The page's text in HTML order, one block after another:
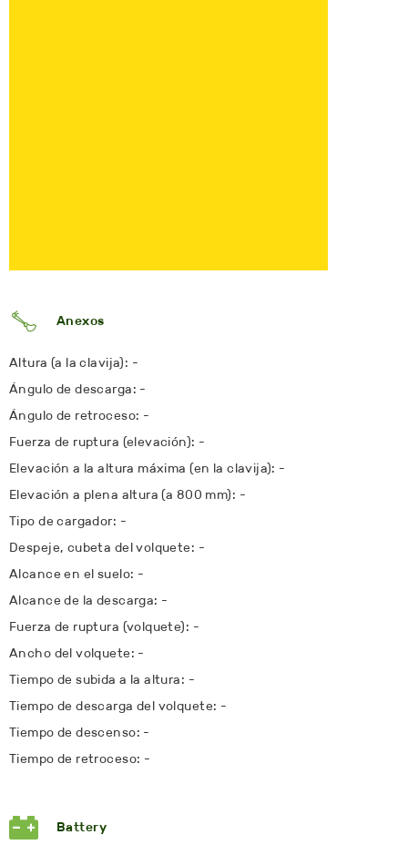
Anexos
Altura (a la clavija): -
Ángulo de descarga: -
Ángulo de retroceso: -
Fuerza de ruptura (elevación): -
Elevación a la altura máxima (en la clavija): -
Elevación a plena altura (a 800 mm): -
Tipo de cargador: -
Despeje, cubeta del volquete: -
Alcance en el suelo: -
Alcance de la descarga: -
Fuerza de ruptura (volquete): -
Ancho del volquete: -
Tiempo de subida a la altura: -
Tiempo de descarga del volquete: -
Tiempo de descenso: -
Tiempo de retroceso: -
Battery